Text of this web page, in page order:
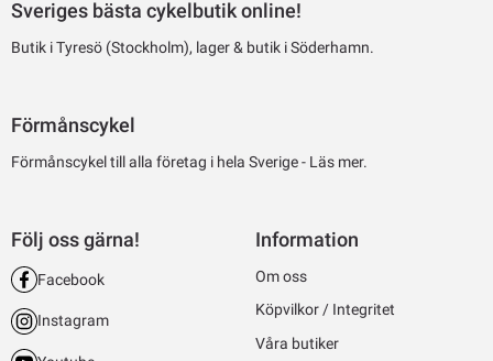
Sveriges bästa cykelbutik online!
Butik i Tyresö (Stockholm), lager & butik i Söderhamn.
Förmånscykel
Förmånscykel till alla företag i hela Sverige - Läs mer.
Följ oss gärna!
Facebook
Instagram
Information
Om oss
Köpvilkor / Integritet
Våra butiker